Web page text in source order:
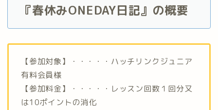
『春休みONEDAY日記』の概要
【参加対象】・・・・・ハッチリンクジュニア
有料会員様
【参加料金】・・・・・レッスン回数１回分又
は10ポイントの消化